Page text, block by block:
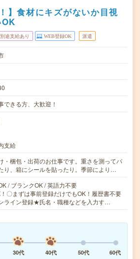
】食材にキズがないか目視
途支給あり WEB登録OK 派遣
できる方、大歓迎！
支給
・梱包・出荷のお仕事です。重さを測ってパ
り、箱にシールを貼ったり。季節により…
/ ブランクOK / 英語力不要
〇まずは事前登録だけでもOK！履歴書不要
ライン登録★氏名・職種などを入力す…
30代 40代 50代 60代